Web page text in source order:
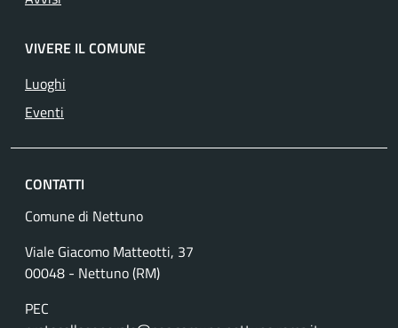
VIVERE IL COMUNE
Luoghi
Eventi
CONTATTI
Comune di Nettuno
Viale Giacomo Matteotti, 37
00048 - Nettuno (RM)
PEC